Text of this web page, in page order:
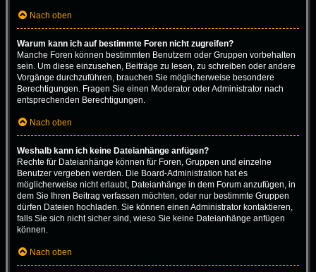
Nach oben
Warum kann ich auf bestimmte Foren nicht zugreifen?
Manche Foren können bestimmten Benutzern oder Gruppen vorbehalten
sein. Um diese einzusehen, Beiträge zu lesen, zu schreiben oder andere
Vorgänge durchzuführen, brauchen Sie möglicherweise besondere
Berechtigungen. Fragen Sie einen Moderator oder Administrator nach
entsprechenden Berechtigungen.
Nach oben
Weshalb kann ich keine Dateianhänge anfügen?
Rechte für Dateianhänge können für Foren, Gruppen und einzelne
Benutzer vergeben werden. Die Board-Administration hat es
möglicherweise nicht erlaubt, Dateianhänge in dem Forum anzufügen, in
dem Sie Ihren Beitrag verfassen möchten, oder nur bestimmte Gruppen
dürfen Dateien hochladen. Sie können einen Administrator kontaktieren,
falls Sie sich nicht sicher sind, wieso Sie keine Dateianhänge anfügen
können.
Nach oben